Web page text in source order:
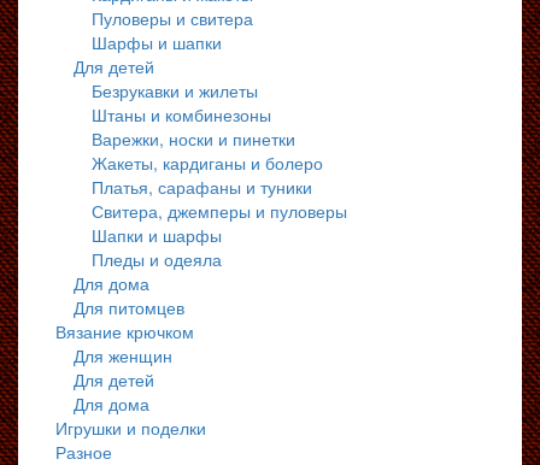
Пуловеры и свитера
Шарфы и шапки
Для детей
Безрукавки и жилеты
Штаны и комбинезоны
Варежки, носки и пинетки
Жакеты, кардиганы и болеро
Платья, сарафаны и туники
Свитера, джемперы и пуловеры
Шапки и шарфы
Пледы и одеяла
Для дома
Для питомцев
Вязание крючком
Для женщин
Для детей
Для дома
Игрушки и поделки
Разное